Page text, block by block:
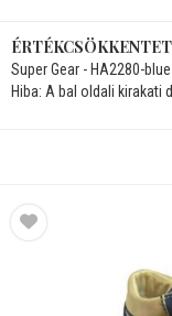
Super Gear - HA2280-blue
Hiba: A bal oldali kirakati